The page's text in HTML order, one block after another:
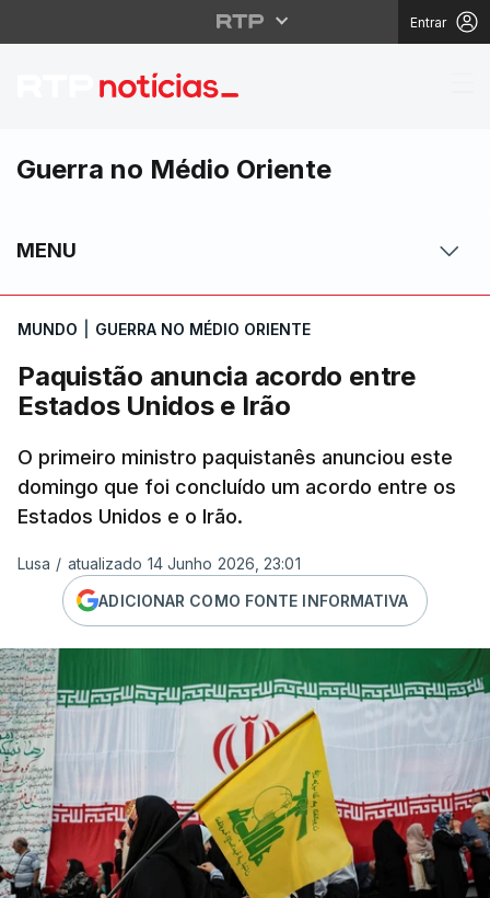
Entrar
Paquistão anuncia
Guerra no Médio Oriente
MENU
MUNDO GUERRA NO MÉDIO ORIENTE
Paquistão anuncia acordo entre
Estados Unidos e Irão
O primeiro ministro paquistanês anunciou este
domingo que foi concluído um acordo entre os
Estados Unidos e o Irão.
Lusa / atualizado 14 Junho 2026, 23:01
ADICIONAR COMO FONTE INFORMATIVA